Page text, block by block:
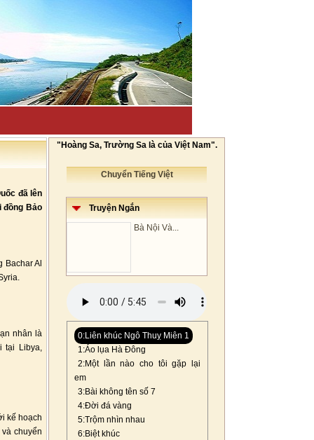
đã lên
đồng Bảo
Al
nhân là
tại Libya,
kế hoạch
chuyển
"Hoàng Sa, Trường Sa là của Việt Nam".
Chuyển Tiếng Việt
Truyện Ngắn
Bà Nội Và...
0:Liên khúc Ngô Thuỵ Miên 1
1:Áo lụa Hà Đông
2:Một lần nào cho tôi gặp lại
em
3:Bài không tên số 7
4:Đời đá vàng
5:Trộm nhìn nhau
6:Biệt khúc